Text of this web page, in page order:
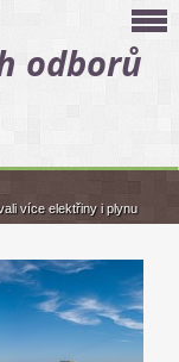
odborů
více elektřiny i plynu